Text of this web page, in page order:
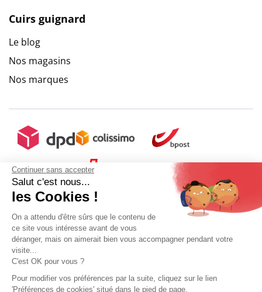
Continuer sans accepter
Salut c'est nous...
les Cookies !
On a attendu d'être sûrs que le contenu de
ce site vous intéresse avant de vous
déranger, mais on aimerait bien vous accompagner pendant votre
visite...
C'est OK pour vous ?
Pour modifier vos préférences par la suite, cliquez sur le lien
'Préférences de cookies' situé dans le pied de page.
Cuirs guignard
Le blog
Nos magasins
Nos marques